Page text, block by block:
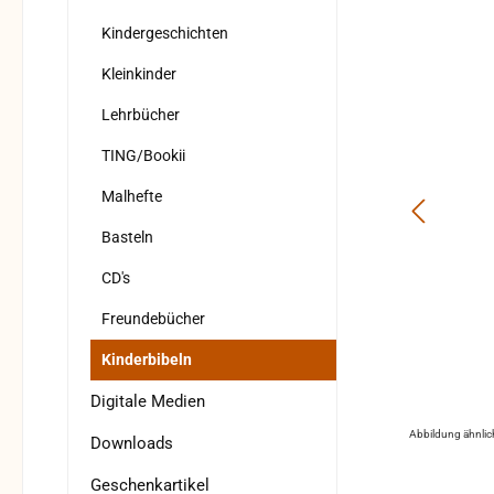
Kindergeschichten
Kleinkinder
Lehrbücher
TING/Bookii
Malhefte
Basteln
CD's
Freundebücher
Kinderbibeln
Digitale Medien
Downloads
Geschenkartikel
Abbildung